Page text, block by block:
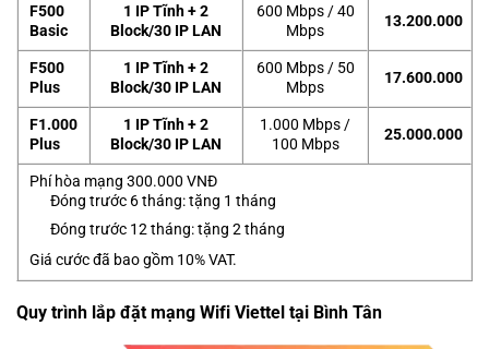
F500
Basic
1 IP Tĩnh + 2
Block/30 IP LAN
600 Mbps / 40
Mbps
13.200.000
F500
Plus
1 IP Tĩnh + 2
Block/30 IP LAN
600 Mbps / 50
Mbps
17.600.000
F1.000
Plus
1 IP Tĩnh + 2
Block/30 IP LAN
1.000 Mbps /
100 Mbps
25.000.000
Phí hòa mạng 300.000 VNĐ
Đóng trước 6 tháng: tặng 1 tháng
Đóng trước 12 tháng: tặng 2 tháng
Giá cước đã bao gồm 10% VAT.
Quy trình lắp đặt mạng Wifi Viettel tại Bình Tân